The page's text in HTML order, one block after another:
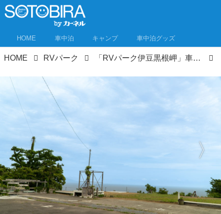
HOME 車中泊 キャンプ 車中泊グッズ
HOME RVパーク 「RVパーク伊豆黒根岬」車中泊レポ 海を見下ろす絶景スポット、近隣には伊豆の魅力がいっぱい！